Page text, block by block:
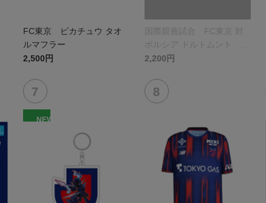
FC東京 ピカチュウ タオ
ルマフラー
2,500円
国際親善試合 FC東京 対
ボルシア ドルトムント プ
リントタオルマフラー
2,200円
NEW